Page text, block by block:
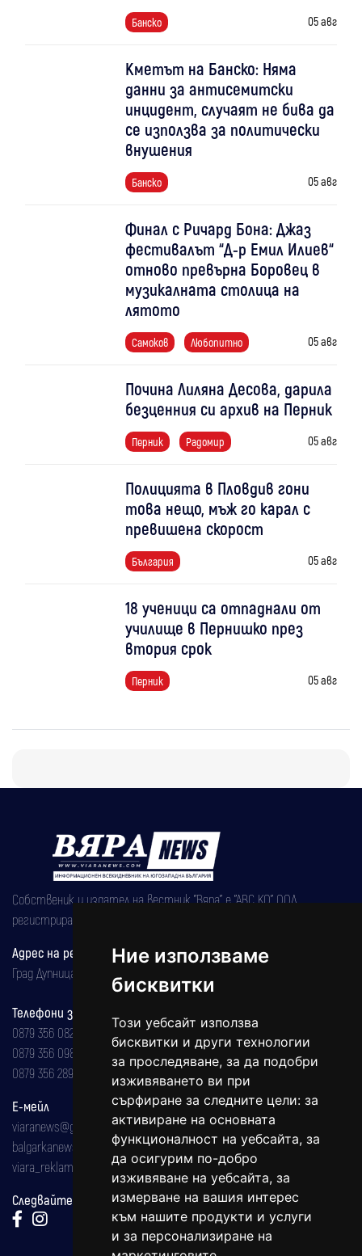
Ние използваме
бисквитки
Този уебсайт използва
бисквитки и други технологии
за проследяване, за да подобри
изживяването ви при
сърфиране за следните цели: за
активиране на основната
функционалност на уебсайта, за
да осигурим по-добро
изживяване на уебсайта, за
измерване на вашия интерес
към нашите продукти и услуги
и за персонализиране на
Банско 05 авг
Кметът на Банско: Няма
данни за антисемитски
инцидент, случаят не бива да
се използва за политически
внушения
Банско 05 авг
Финал с Ричард Бона: Джаз
фестивалът “Д-р Емил Илиев“
отново превърна Боровец в
музикалната столица на
лятото
Самоков Любопитно 05 авг
Почина Лиляна Десова, дарила
безценния си архив на Перник
Перник Радомир 05 авг
Полицията в Пловдив гони
това нещо, мъж го карал с
превишена скорост
България 05 авг
18 ученици са отпаднали от
училище в Пернишко през
втория срок
Перник 05 авг
Собственик и издател на вестник "Вяра" е "АВС КО" ООД,
регистрирана на 08.05.2002 година.
Адрес на редакцията
Град Дупница, ул.''Христо Ботев" 43
Телефони за реклама и абонаменти
0879 356 082
0879 356 098
0879 356 289
Е-мейл
viaranews@gmail.com
balgarkanews@gmail.com
viara_reklama@mail.bg
Следвайте ни: